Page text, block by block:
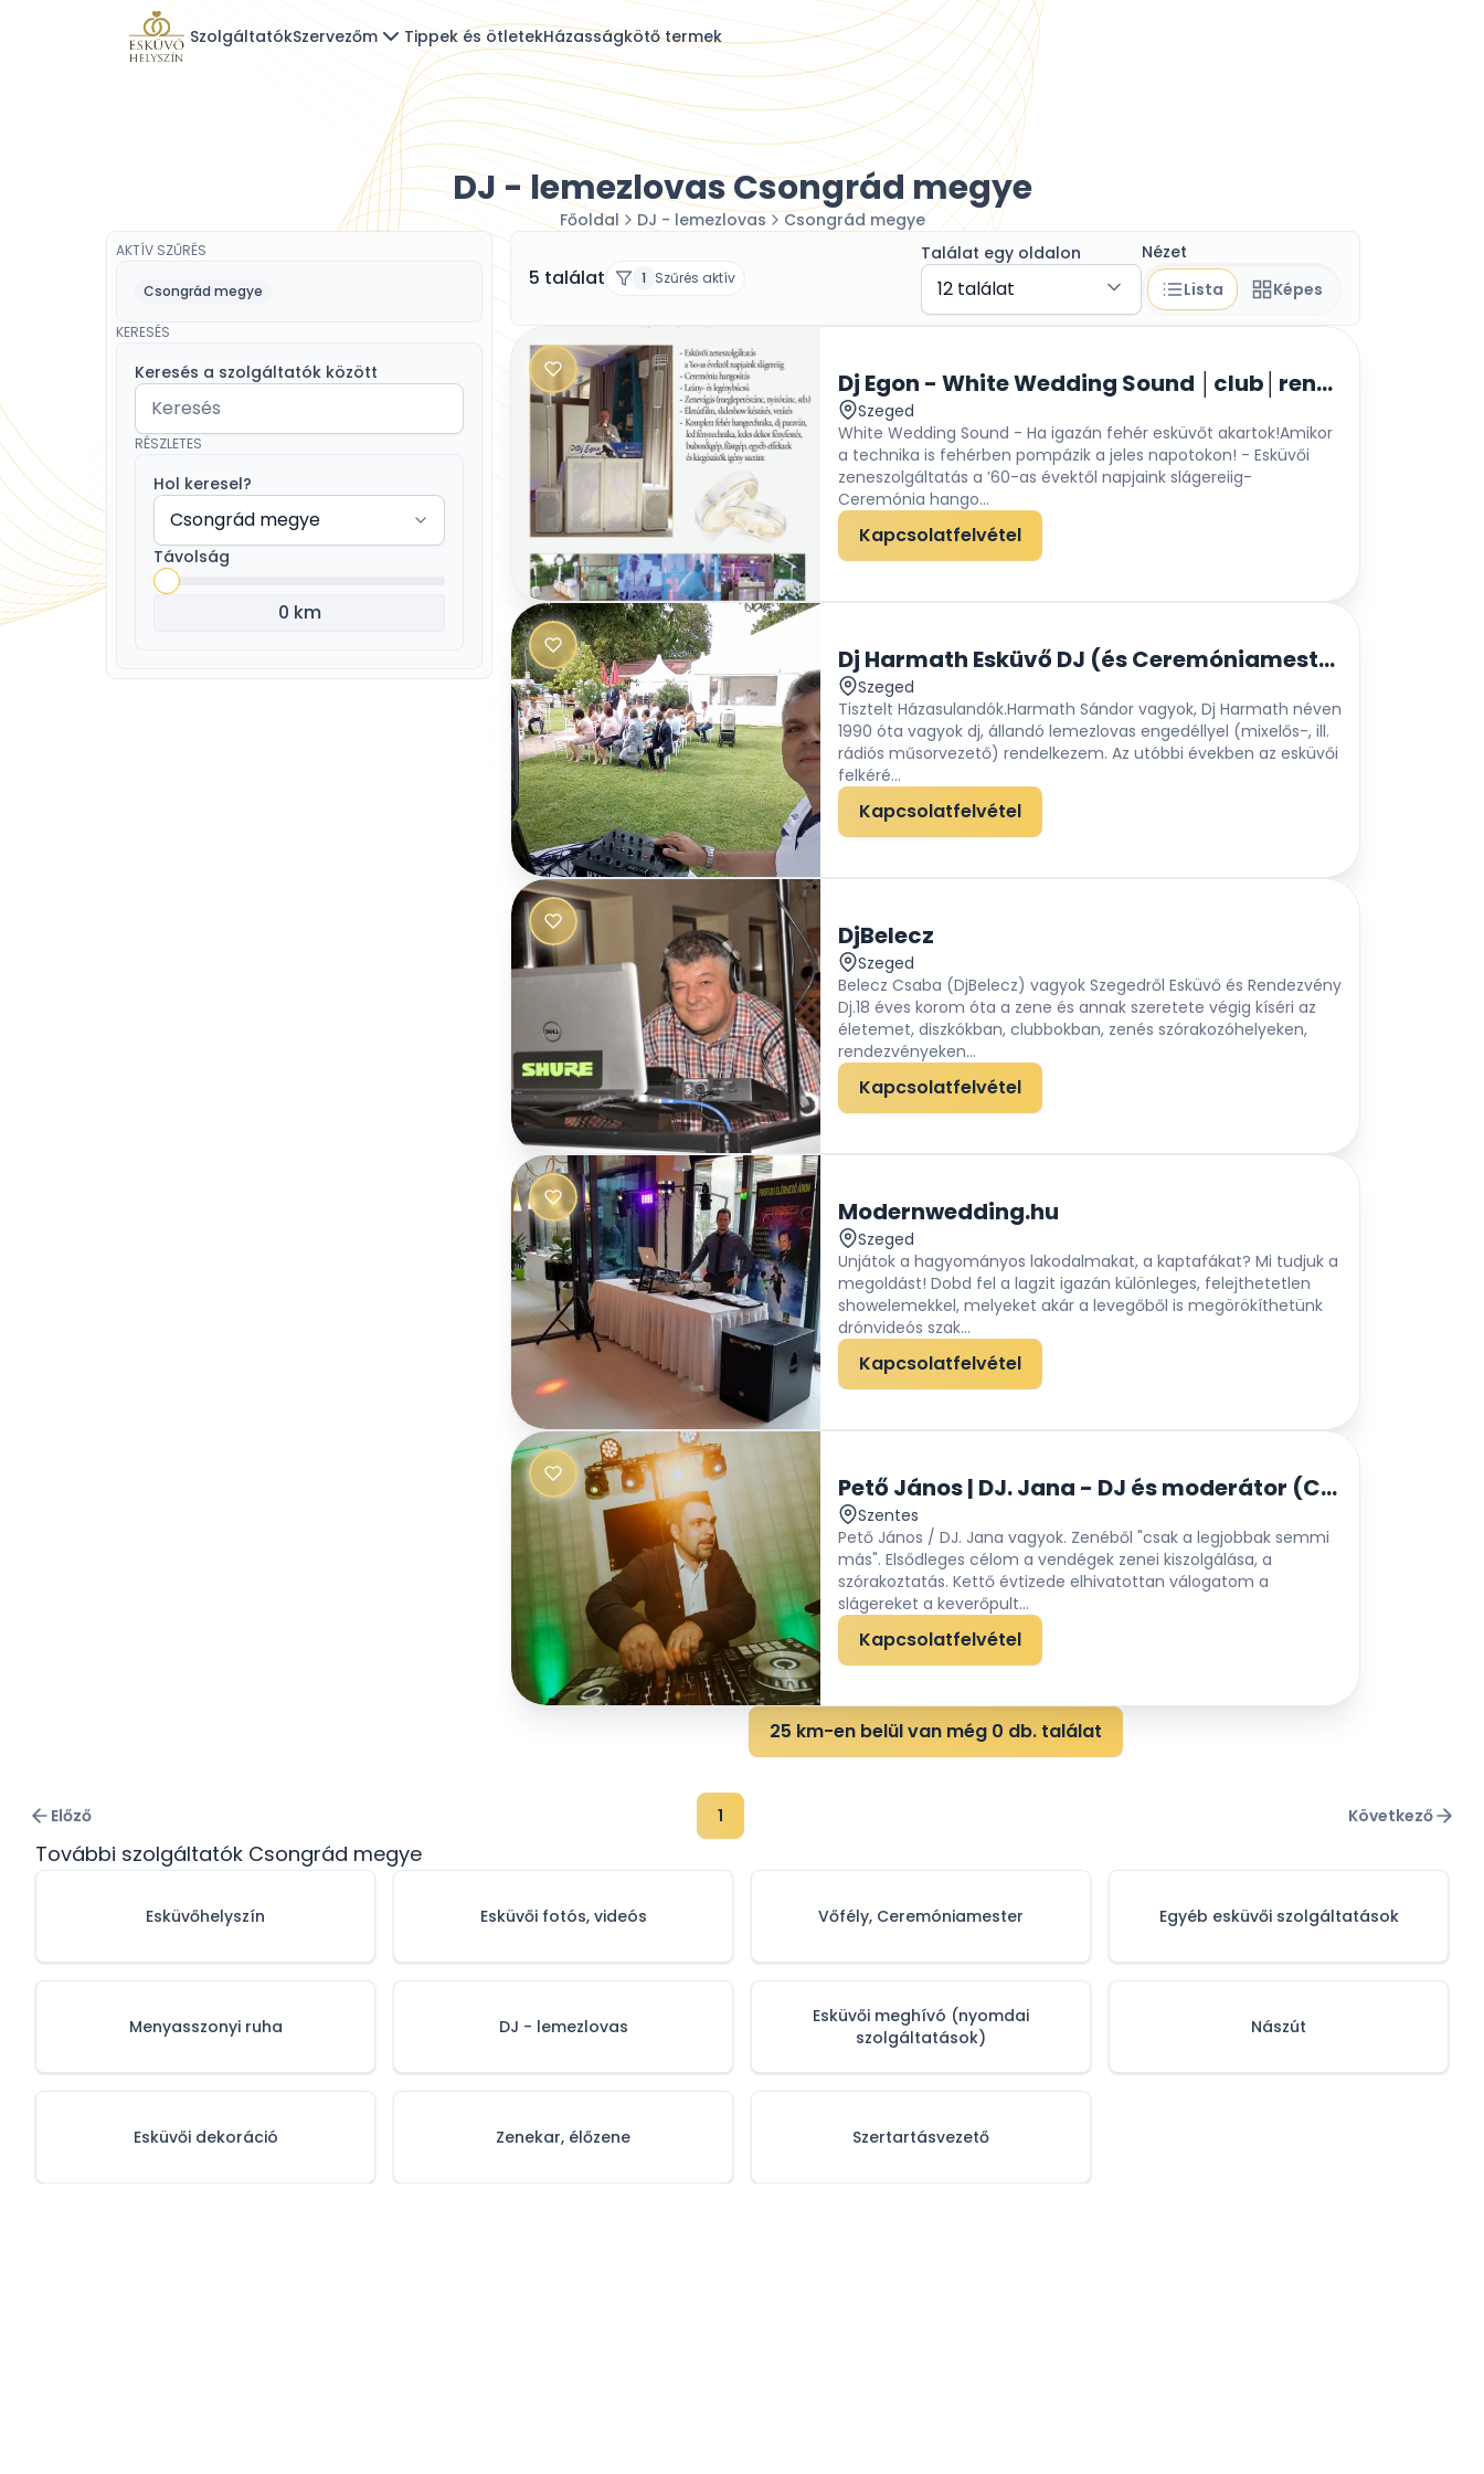
SzolgáltatókSzervezőm Tippek és ötletekHázasságkötő termek
DJ - lemezlovas Csongrád megye
Főoldal DJ - lemezlovas Csongrád megye
AKTÍV SZŰRÉS
Csongrád megye
KERESÉS
Keresés a szolgáltatók között
RÉSZLETES
Hol keresel?
Távolság
0 km
5 találat 1 Szűrés aktív
Találat egy oldalon
12 találat
Nézet
Lista
Képes
Dj Egon - White Wedding Sound │club│rendezvény│esküvő│hangosítás
Szeged
White Wedding Sound - Ha igazán fehér esküvőt akartok!Amikor
a technika is fehérben pompázik a jeles napotokon! - Esküvői
zeneszolgáltatás a ’60-as évektől napjaink slágereiig-
Ceremónia hango...
Kapcsolatfelvétel
Dj Harmath Esküvő DJ (és Ceremóniamester)
Szeged
Tisztelt Házasulandók.Harmath Sándor vagyok, Dj Harmath néven
1990 óta vagyok dj, állandó lemezlovas engedéllyel (mixelős-, ill.
rádiós műsorvezető) rendelkezem. Az utóbbi években az esküvői
felkéré...
Kapcsolatfelvétel
DjBelecz
Szeged
Belecz Csaba (DjBelecz) vagyok Szegedről Esküvő és Rendezvény
Dj.18 éves korom óta a zene és annak szeretete végig kíséri az
életemet, diszkókban, clubbokban, zenés szórakozóhelyeken,
rendezvényeken...
Kapcsolatfelvétel
Modernwedding.hu
Szeged
Unjátok a hagyományos lakodalmakat, a kaptafákat? Mi tudjuk a
megoldást! Dobd fel a lagzit igazán különleges, felejthetetlen
showelemekkel, melyeket akár a levegőből is megörökíthetünk
drónvideós szak...
Kapcsolatfelvétel
Pető János | DJ. Jana - DJ és moderátor (CM light)
Szentes
Pető János / DJ. Jana vagyok. Zenéből "csak a legjobbak semmi
más". Elsődleges célom a vendégek zenei kiszolgálása, a
szórakoztatás. Kettő évtizede elhivatottan válogatom a
slágereket a keverőpult...
Kapcsolatfelvétel
25 km-en belül van még 0 db. találat
Előző 1 Következő
További szolgáltatók Csongrád megye
Esküvőhelyszín
Menyasszonyi ruha
Esküvői dekoráció
Esküvői fotós, videós
DJ - lemezlovas
Zenekar, élőzene
Vőfély, Ceremóniamester
Esküvői meghívó (nyomdai
szolgáltatások)
Szertartásvezető
Egyéb esküvői szolgáltatások
Nászút